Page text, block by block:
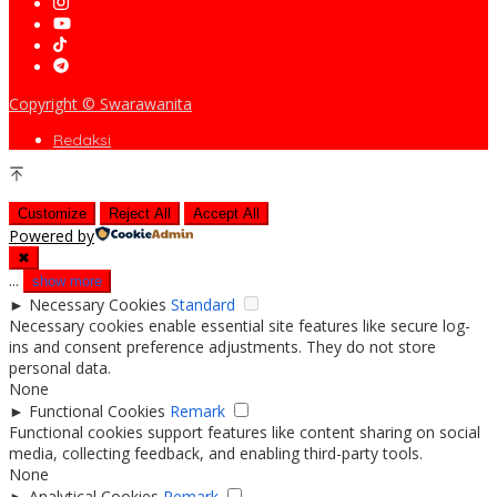
Copyright © Swarawanita
Redaksi
Customize Reject All Accept All
Powered by
✖
... show more
► Necessary Cookies Standard
Necessary cookies enable essential site features like secure log-
ins and consent preference adjustments. They do not store
personal data.
None
► Functional Cookies Remark
Functional cookies support features like content sharing on social
media, collecting feedback, and enabling third-party tools.
None